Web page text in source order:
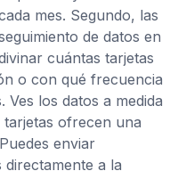
mes. Segundo, las
de datos en
cuántas tarjetas
o con qué frecuencia
Ves los datos a medida
ofrecen una
enviar
a la